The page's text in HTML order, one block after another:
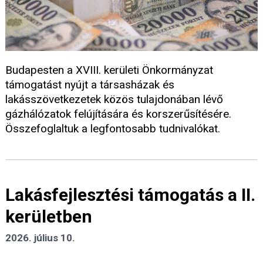
Budapesten a XVIII. kerületi Önkormányzat
támogatást nyújt a társasházak és
lakásszövetkezetek közös tulajdonában lévő
gázhálózatok felújítására és korszerűsítésére.
Összefoglaltuk a legfontosabb tudnivalókat.
Lakásfejlesztési támogatás a II.
kerületben
2026. július 10.